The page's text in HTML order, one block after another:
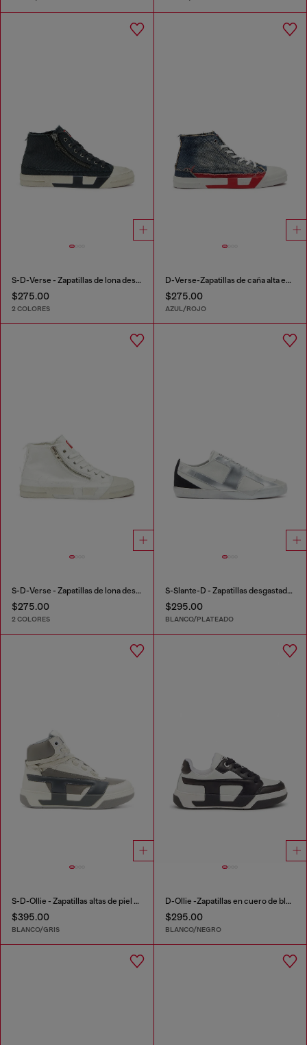
S-D-Verse - Zapatillas de lona deshilachada con Logo D
$275.00
2 COLORES
D-Verse-Zapatillas de caña alta en denim con logo D
$275.00
AZUL/ROJO
S-D-Verse - Zapatillas de lona deshilachada con Logo D
$275.00
2 COLORES
S-Slante-D - Zapatillas desgastadas de piel y ante
$295.00
BLANCO/PLATEADO
S-D-Ollie - Zapatillas altas de piel con D logo
$395.00
BLANCO/GRIS
D-Ollie -Zapatillas en cuero de bloques de color
$295.00
BLANCO/NEGRO